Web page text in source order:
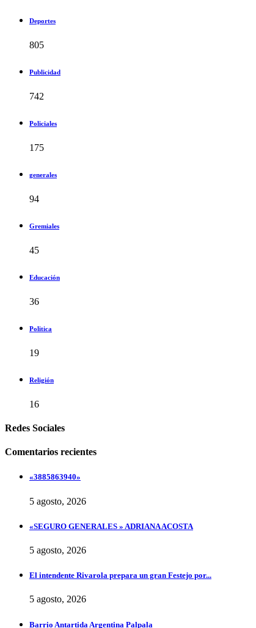
Deportes
805
Publicidad
742
Policiales
175
generales
94
Gremiales
45
Educación
36
Politica
19
Religión
16
Redes Sociales
Comentarios recientes
«3885863940»
5 agosto, 2026
«SEGURO GENERALES » ADRIANA ACOSTA
5 agosto, 2026
El intendente Rivarola prepara un gran Festejo por...
5 agosto, 2026
Barrio Antartida Argentina Palpala